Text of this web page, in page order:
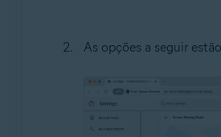
As opções a seguir